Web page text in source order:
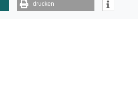
drucken